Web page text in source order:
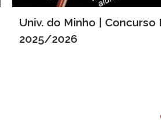
Univ. do Minho | Concurso
2025/2026